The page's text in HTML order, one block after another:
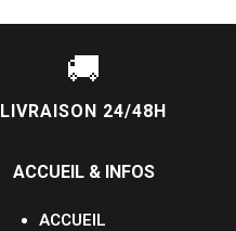
🚚
LIVRAISON 24/48H
ACCUEIL & INFOS
ACCUEIL